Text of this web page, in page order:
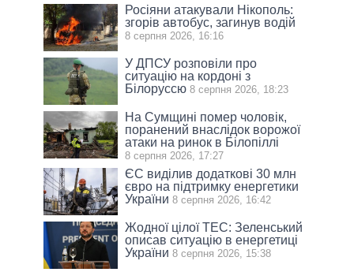
Росіяни атакували Нікополь:
згорів автобус, загинув водій
8 серпня 2026, 16:16
У ДПСУ розповіли про
ситуацію на кордоні з
Білоруссю 8 серпня 2026, 18:23
На Сумщині помер чоловік,
поранений внаслідок ворожої
атаки на ринок в Білопіллі
8 серпня 2026, 17:27
ЄС виділив додаткові 30 млн
євро на підтримку енергетики
України 8 серпня 2026, 16:42
Жодної цілої ТЕС: Зеленський
описав ситуацію в енергетиці
України 8 серпня 2026, 15:38